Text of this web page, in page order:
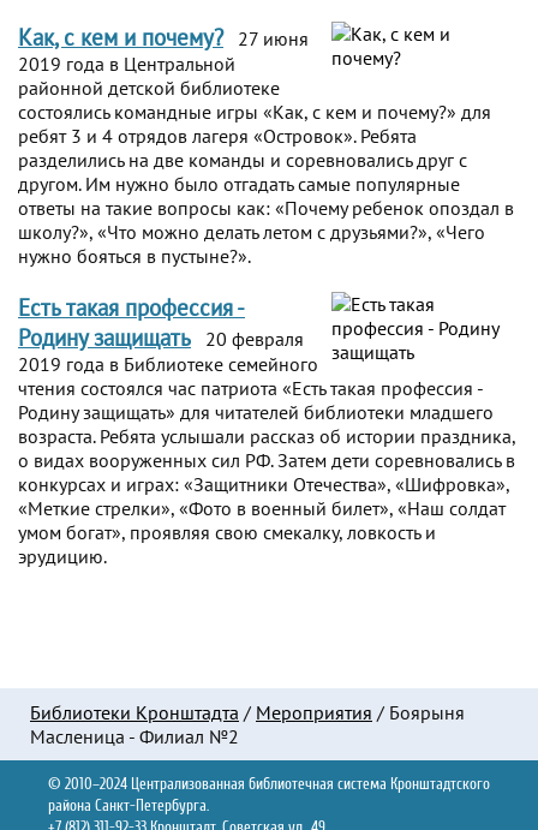
Как, с кем и почему?
27 июня
2019 года в Центральной
районной детской библиотеке
состоялись командные игры «Как, с кем и почему?» для
ребят 3 и 4 отрядов лагеря «Островок». Ребята
разделились на две команды и соревновались друг с
другом. Им нужно было отгадать самые популярные
ответы на такие вопросы как: «Почему ребенок опоздал в
школу?», «Что можно делать летом с друзьями?», «Чего
нужно бояться в пустыне?».
Есть такая профессия -
Родину защищать
20 февраля
2019 года в Библиотеке семейного
чтения состоялся час патриота «Есть такая профессия -
Родину защищать» для читателей библиотеки младшего
возраста. Ребята услышали рассказ об истории праздника,
о видах вооруженных сил РФ. Затем дети соревновались в
конкурсах и играх: «Защитники Отечества», «Шифровка»,
«Меткие стрелки», «Фото в военный билет», «Наш солдат
умом богат», проявляя свою смекалку, ловкость и
эрудицию.
Библиотеки Кронштадта / Мероприятия / Боярыня
Масленица - Филиал №2
© 2010–2024 Централизованная библиотечная система Кронштадтского
района Санкт-Петербурга.